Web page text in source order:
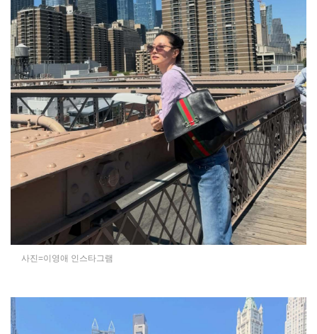
사진=이영애 인스타그램